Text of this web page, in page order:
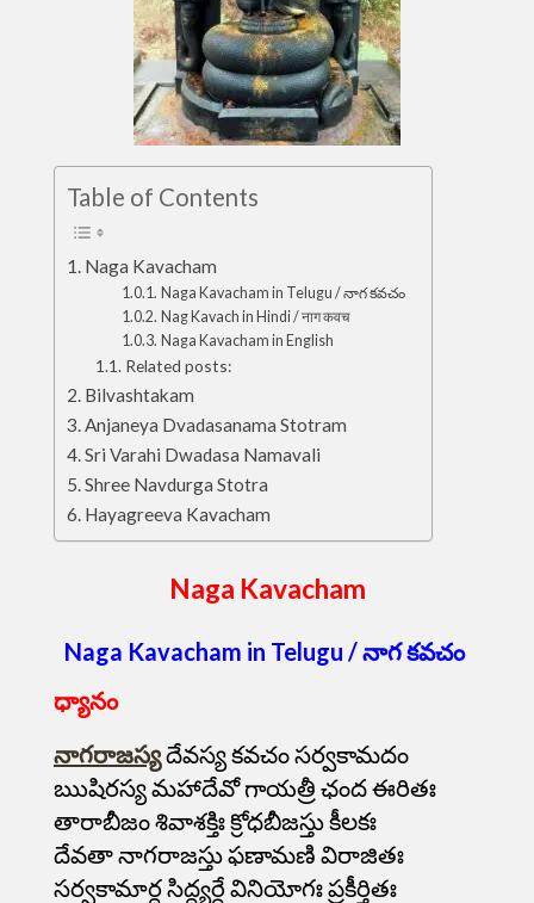
Table of Contents
Naga Kavacham
Naga Kavacham in Telugu / నాగ కవచం
Nag Kavach in Hindi / नाग कवच
Naga Kavacham in English
Related posts:
Bilvashtakam
Anjaneya Dvadasanama Stotram
Sri Varahi Dwadasa Namavali
Shree Navdurga Stotra
Hayagreeva Kavacham
Naga Kavacham
Naga Kavacham in Telugu / నాగ కవచం
ధ్యానం
నాగరాజస్యదేవస్య కవచం సర్వకామదం
ఋషిరస్య మహాదేవో గాయత్రీ ఛంద ఈరితః
తారాబీజం శివాశక్తిః క్రోధబీజస్తు కీలకః
దేవతా నాగరాజస్తు ఫణామణి విరాజితః
సర్వకామార్ధ సిద్ధ్యర్దే వినియోగః ప్రకీర్తితః